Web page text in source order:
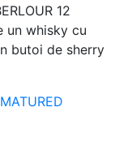
12
un whisky cu
butoi de sherry